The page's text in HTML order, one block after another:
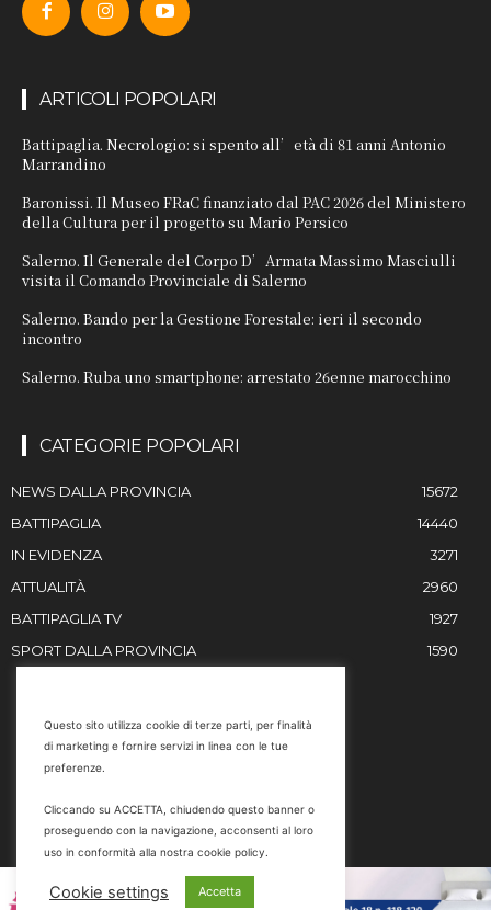
ARTICOLI POPOLARI
Battipaglia. Necrologio: si spento all’età di 81 anni Antonio
Marrandino
Baronissi. Il Museo FRaC finanziato dal PAC 2026 del Ministero
della Cultura per il progetto su Mario Persico
Salerno. Il Generale del Corpo D’Armata Massimo Masciulli
visita il Comando Provinciale di Salerno
Salerno. Bando per la Gestione Forestale: ieri il secondo
incontro
Salerno. Ruba uno smartphone: arrestato 26enne marocchino
CATEGORIE POPOLARI
NEWS DALLA PROVINCIA
15672
BATTIPAGLIA
14440
IN EVIDENZA
3271
ATTUALITÀ
2960
BATTIPAGLIA TV
1927
SPORT DALLA PROVINCIA
1590
Email
marketing@battipaglia1929.it
carminegaldi@virgilio.it
Questo sito utilizza cookie di terze parti, per finalità
di marketing e fornire servizi in linea con le tue
preferenze.
Cliccando su ACCETTA, chiudendo questo banner o
proseguendo con la navigazione, acconsenti al loro
uso in conformità alla nostra cookie policy.
Cookie settings Accetta